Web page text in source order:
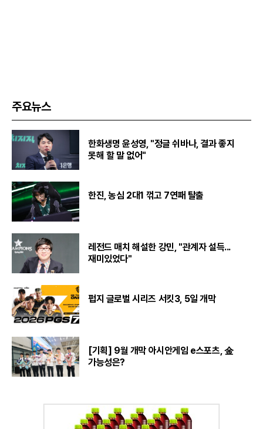
주요뉴스
한화생명 윤성영, "정글 쉬바나, 결과 좋지
못해 할 말 없어"
한진, 농심 2대1 꺾고 7연패 탈출
레전드 매치 해설한 강민, "관계자 설득...
재미있었다"
펍지 글로벌 시리즈 서킷3, 5일 개막
[기획] 9월 개막 아시안게임 e스포츠, 金
가능성은?